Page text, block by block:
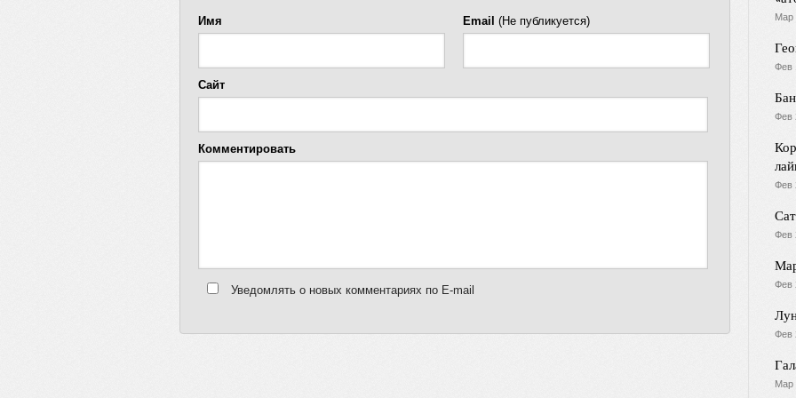
Имя Email (Не публикуется)
Сайт
Комментировать
Уведомлять о новых комментариях по E-mail
Мар
Фев
Фев
Фев
Фев
Фев
Фев
Мар